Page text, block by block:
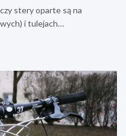
stery oparte są na
i tulejach…